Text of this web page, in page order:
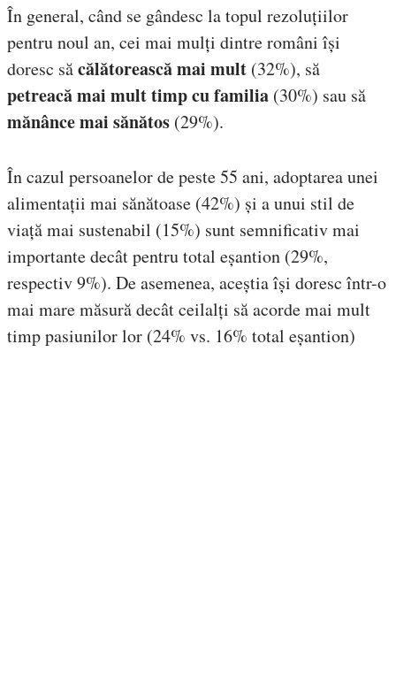
În general, când se gândesc la topul rezoluțiilor
pentru noul an, cei mai mulți dintre români își
doresc săcălătorească mai mult (32%), să
petreacă mai mult timp cu familia (30%) sau să
mănânce mai sănătos (29%).
În cazul persoanelor de peste 55 ani, adoptarea unei
alimentații mai sănătoase (42%) și a unui stil de
viață mai sustenabil (15%) sunt semnificativ mai
importante decât pentru total eșantion (29%,
respectiv 9%). De asemenea, aceștia își doresc într-o
mai mare măsură decât ceilalți să acorde mai mult
timp pasiunilor lor (24% vs. 16% total eșantion)